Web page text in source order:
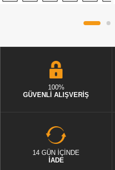
100%
GÜVENLİ ALIŞVERİŞ
14 GÜN İÇİNDE
İADE